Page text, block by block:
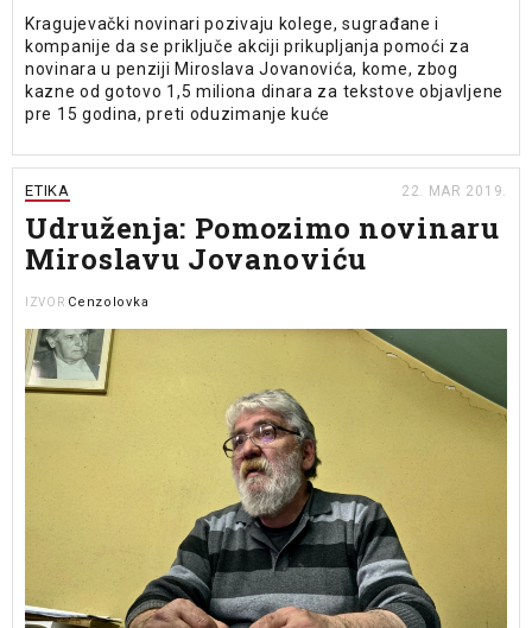
Kragujevački novinari pozivaju kolege, sugrađane i
kompanije da se priključe akciji prikupljanja pomoći za
novinara u penziji Miroslava Jovanovića, kome, zbog
kazne od gotovo 1,5 miliona dinara za tekstove objavljene
pre 15 godina, preti oduzimanje kuće
ETIKA 22. MAR 2019.
Udruženja: Pomozimo novinaru
Miroslavu Jovanoviću
IZVOR Cenzolovka